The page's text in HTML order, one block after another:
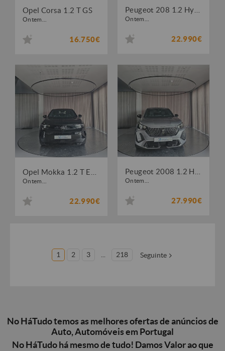
Opel Corsa 1.2 T GS
Ontem...
16.750€
Ontem...
22.990€
Ontem...
22.990€
Ontem...
27.990€
1 2 3 218 Seguinte
No HáTudo temos as melhores ofertas de anúncios de
Auto, Automóveis em Portugal
No HáTudo há mesmo de tudo! Damos Valor ao que